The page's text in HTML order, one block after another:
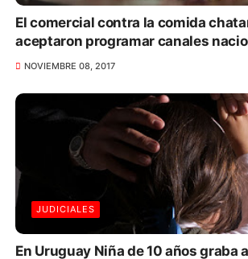
El comercial contra la comida
aceptaron programar canales
NOVIEMBRE 08, 2017
JUDICIALES
En Uruguay Niña de 10 años graba